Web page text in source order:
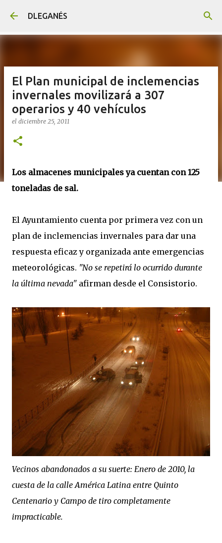
DLEGANÉS
El Plan municipal de inclemencias
invernales movilizará a 307
operarios y 40 vehículos
el diciembre 25, 2011
Los almacenes municipales ya cuentan con 125
toneladas de sal.
El Ayuntamiento cuenta por primera vez con un
plan de inclemencias invernales para dar una
respuesta eficaz y organizada ante emergencias
meteorológicas. "No se repetirá lo ocurrido durante
la última nevada" afirman desde el Consistorio.
Vecinos abandonados a su suerte: Enero de 2010, la
cuesta de la calle América Latina entre Quinto
Centenario y Campo de tiro completamente
impracticable.